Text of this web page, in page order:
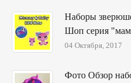
Наборы
Шоп серия
04 Октября, 2017
Фото Обзор